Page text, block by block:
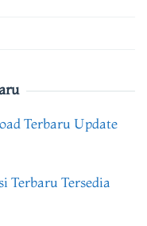
Terbaru Update
Terbaru Tersedia